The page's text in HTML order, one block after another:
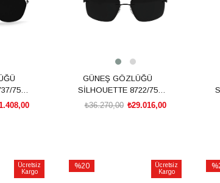
75
GÜNEŞ GÖZLÜĞÜ
SİLHOUETTE 8722/75
9040 00/00₺29.016,00
₺36.270,00
Ücretsiz
Kargo
%20
Ücretsiz
Kargo